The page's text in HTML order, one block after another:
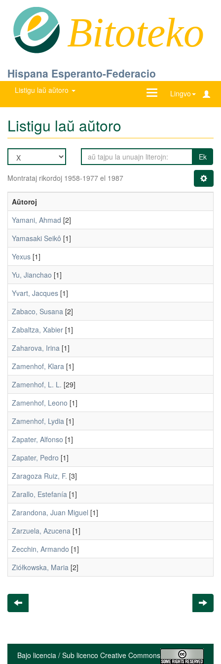
Bitoteko
Hispana Esperanto-Federacio
Listigu laŭ aŭtoro Lingvo
Ŝanĝu
Listigu laŭ aŭtoro
Ek
Montrataj rikordoj 1958-1977 el 1987
Aŭtoroj
Yamani, Ahmad [2]
Yamasaki Seikô [1]
Yexus [1]
Yu, Jianchao [1]
Yvart, Jacques [1]
Zabaco, Susana [2]
Zabaltza, Xabier [1]
Zaharova, Irina [1]
Zamenhof, Klara [1]
Zamenhof, L. L. [29]
Zamenhof, Leono [1]
Zamenhof, Lydia [1]
Zapater, Alfonso [1]
Zapater, Pedro [1]
Zaragoza Ruiz, F. [3]
Zarallo, Estefanía [1]
Zarandona, Juan Miguel [1]
Zarzuela, Azucena [1]
Zecchin, Armando [1]
Ziółkowska, Maria [2]
Bajo licencia / Sub licenco Creative Commons